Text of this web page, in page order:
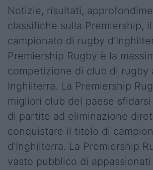
Notizie, risultati,
classifiche sulla Premiership,
campionato di rugby
Premiership Rugby è la
competizione di club di rugby
Inghilterra. La Premiership
migliori club del paese
di partite ad eliminazione
conquistare il titolo di
d'Inghilterra. La Premiership
vasto pubblico di